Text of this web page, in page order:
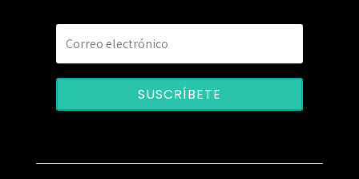
SUSCRÍBETE